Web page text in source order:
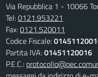
Via Repubblica 1 - 10066
Tel:0121.953221
Fax:0121.520011
Codice Fiscale:
Partita IVA:01451120016
P.E.C.: